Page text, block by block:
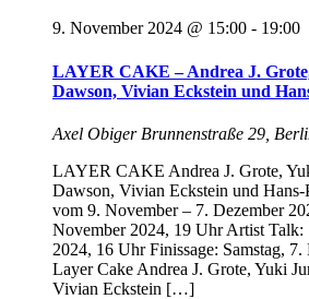
9. November 2024 @ 15:00 - 19:00
LAYER CAKE – Andrea J.
Dawson, Vivian Eckstein und
Axel Obiger Brunnenstraße 29,
LAYER CAKE Andrea J. Grote,
Dawson, Vivian Eckstein und Hans-
vom 9. November – 7. Dezember
November 2024, 19 Uhr Artist Talk:
2024, 16 Uhr Finissage: Samstag,
Layer Cake Andrea J. Grote, Yuki
Vivian Eckstein […]